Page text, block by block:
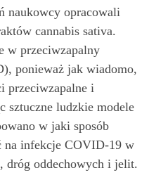
naukowcy opracowali
cannabis sativa.
w przeciwzapalny
ponieważ jak wiadomo,
przeciwzapalne i
sztuczne ludzkie modele
w jaki sposób
na infekcje COVID-19 w
dróg oddechowych i jelit.